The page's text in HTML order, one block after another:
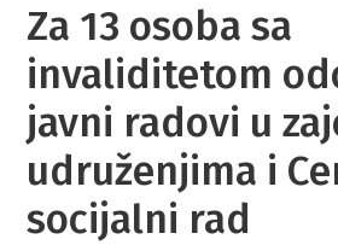
Za 13 osoba sa
invaliditetom
javni radovi u
udruženjima i
socijalni rad